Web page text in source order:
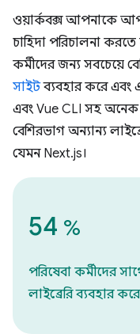
ওয়ার্কবক্স আপনাকে
চাহিদা পরিচালনা
কর্মীদের জন্য সবচেয়ে
সাইটব্যবহার করে এবং
এবং Vue CLI সহ অনেক
বেশিরভাগ অন্যান্য
যেমন Next.js।
54 %
পরিষেবা কর্মীদের
লাইব্রেরি ব্যবহার